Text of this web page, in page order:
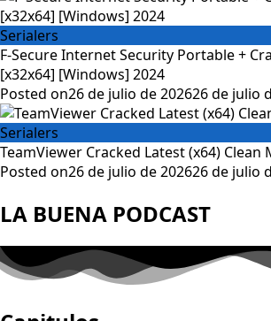
Serialers
F-Secure Internet Security Portable +
[x32x64] [Windows] 2024
Posted on26 de julio de 202626 de julio
Serialers
TeamViewer Cracked Latest (x64) Clean
Posted on26 de julio de 202626 de julio
LA BUENA PODCAST